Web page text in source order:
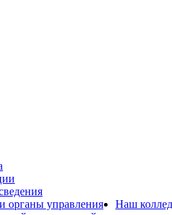
органы управления
Наш